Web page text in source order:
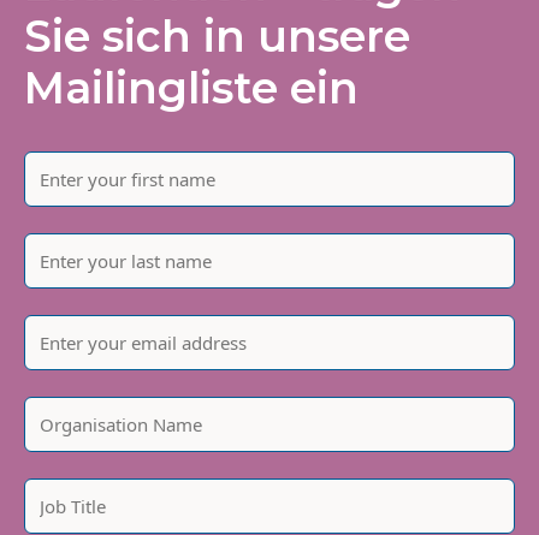
Sie sich in unsere
Mailingliste ein